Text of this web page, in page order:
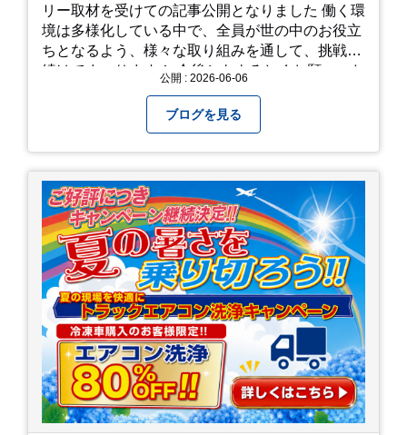
リー取材を受けての記事公開となりました 働く環
境は多様化している中で、全員が世の中のお役立
ちとなるよう、様々な取り組みを通して、挑戦を
続けてまいります！ 今後ともよろしくお願いいた公開 : 2026-06-06
ブログを見る